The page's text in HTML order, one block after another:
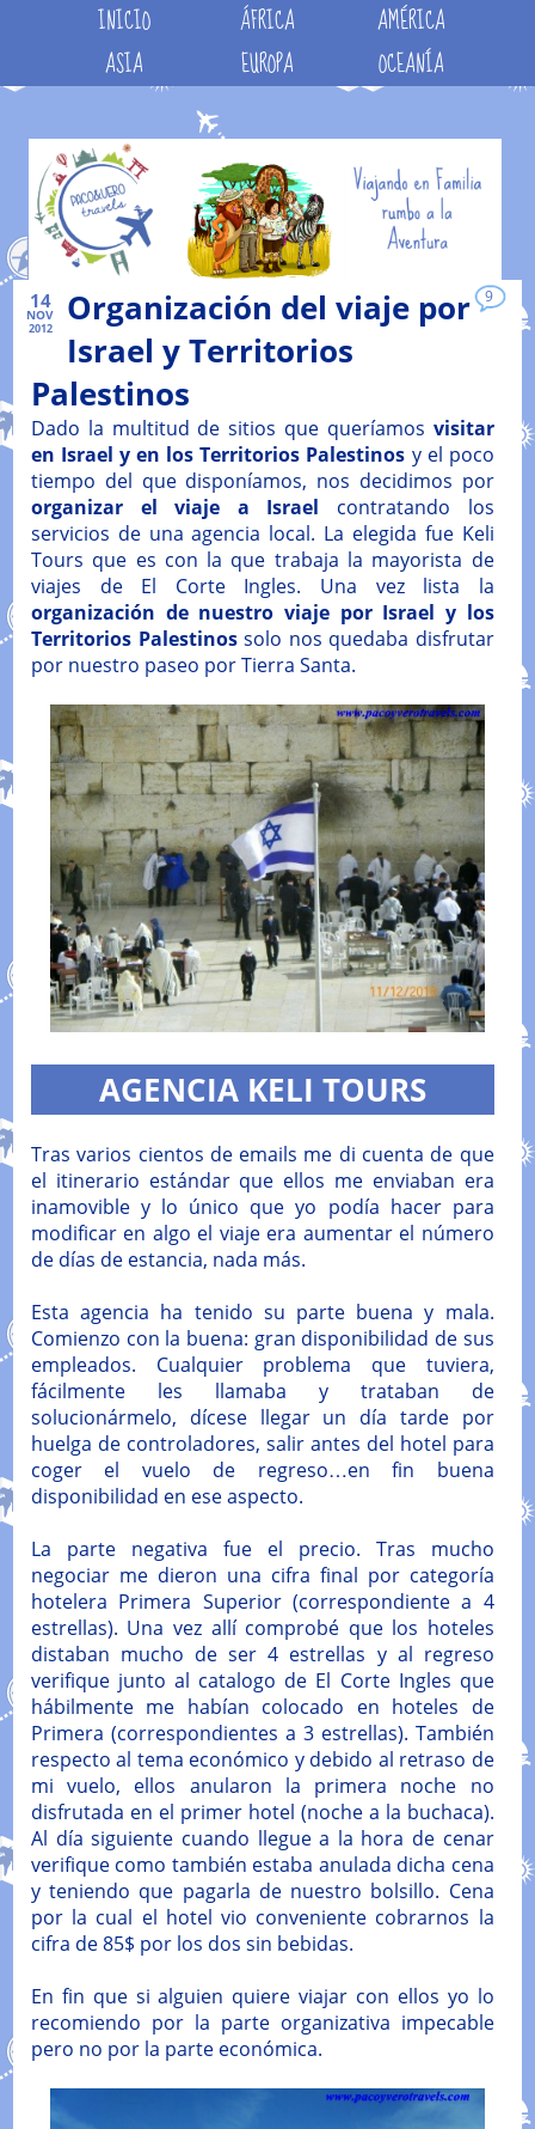
INICIO ÁFRICA
AMÉRICA
ASIA
EUROPA OCEANÍA
14
NOV
2012
9
Organización del viaje por
Israel y Territorios
Palestinos
Dado la multitud de sitios que queríamos visitar
en Israel y en los Territorios Palestinos y el poco
tiempo del que disponíamos, nos decidimos por
organizar el viaje a Israel contratando los
servicios de una agencia local. La elegida fue Keli
Tours que es con la que trabaja la mayorista de
viajes de El Corte Ingles. Una vez lista la
organización de nuestro viaje por Israel y los
Territorios Palestinossolo nos quedaba disfrutar
por nuestro paseo por Tierra Santa.
AGENCIA KELI TOURS
Tras varios cientos de emails me di cuenta de que
el itinerario estándar que ellos me enviaban era
inamovible y lo único que yo podía hacer para
modificar en algo el viaje era aumentar el número
de días de estancia, nada más.
Esta agencia ha tenido su parte buena y mala.
Comienzo con la buena: gran disponibilidad de sus
empleados. Cualquier problema que tuviera,
fácilmente les llamaba y trataban de
solucionármelo, dícese llegar un día tarde por
huelga de controladores, salir antes del hotel para
coger el vuelo de regreso…en fin buena
disponibilidad en ese aspecto.
La parte negativa fue el precio. Tras mucho
negociar me dieron una cifra final por categoría
hotelera Primera Superior (correspondiente a 4
estrellas). Una vez allí comprobé que los hoteles
distaban mucho de ser 4 estrellas y al regreso
verifique junto al catalogo de El Corte Ingles que
hábilmente me habían colocado en hoteles de
Primera (correspondientes a 3 estrellas). También
respecto al tema económico y debido al retraso de
mi vuelo, ellos anularon la primera noche no
disfrutada en el primer hotel (noche a la buchaca).
Al día siguiente cuando llegue a la hora de cenar
verifique como también estaba anulada dicha cena
y teniendo que pagarla de nuestro bolsillo. Cena
por la cual el hotel vio conveniente cobrarnos la
cifra de 85$ por los dos sin bebidas.
En fin que si alguien quiere viajar con ellos yo lo
recomiendo por la parte organizativa impecable
pero no por la parte económica.